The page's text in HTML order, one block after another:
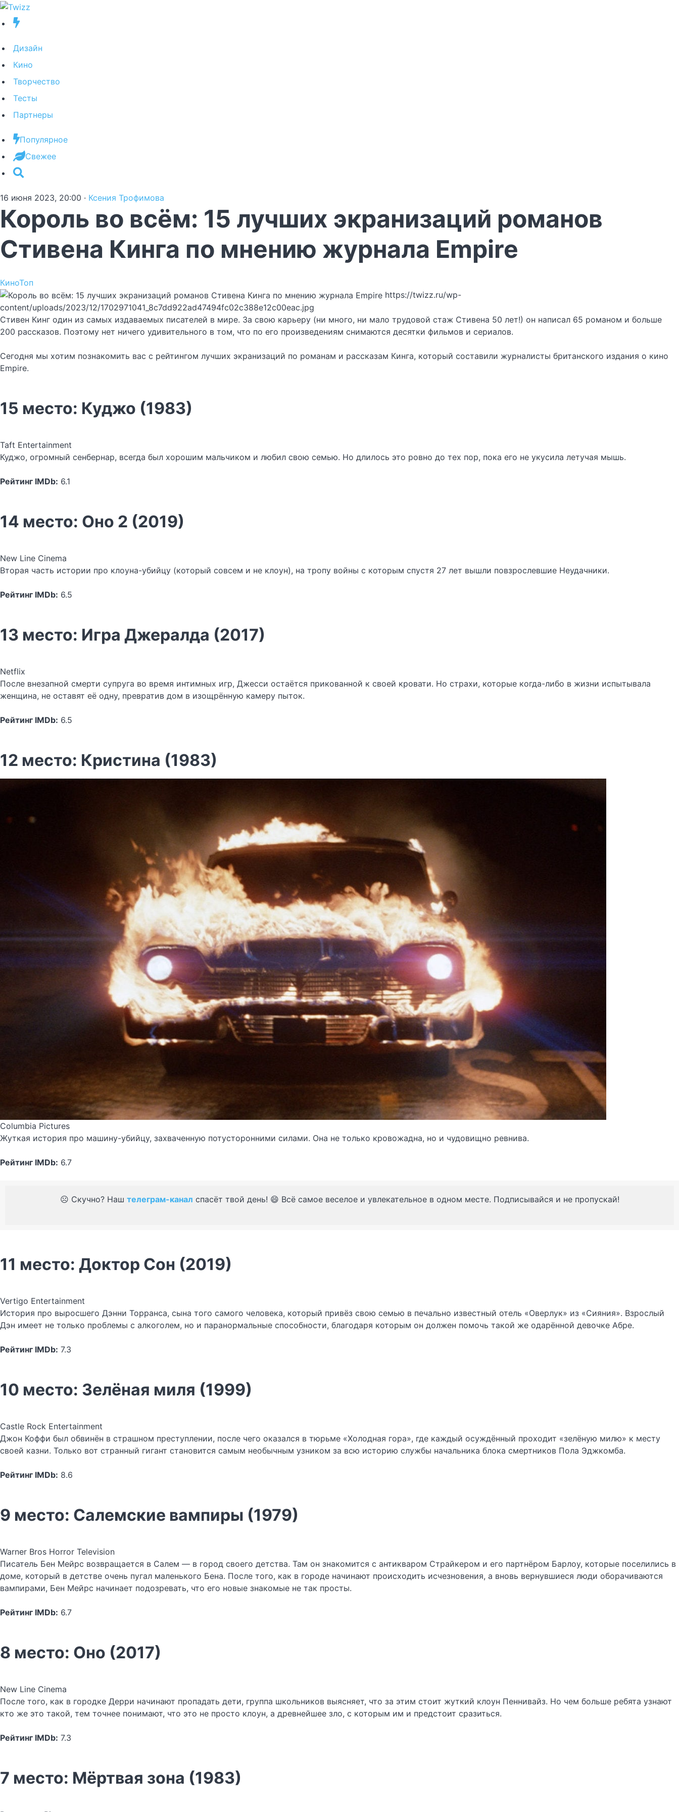
Дизайн
Кино
Творчество
Тесты
Партнеры
Популярное
Свежее
16 июня 2023, 20:00 · Ксения Трофимова
Король во всём: 15 лучших экранизаций романов
Стивена Кинга по мнению журнала Empire
КиноТоп
https://twizz.ru/wp-
content/uploads/2023/12/1702971041_8c7dd922ad47494fc02c388e12c00eac.jpg
Стивен Кинг один из самых издаваемых писателей в мире. За свою карьеру (ни много, ни мало трудовой стаж Стивена 50 лет!) он написал 65 романом и больше
200 рассказов. Поэтому нет ничего удивительного в том, что по его произведениям снимаются десятки фильмов и сериалов.
Сегодня мы хотим познакомить вас с рейтингом лучших экранизаций по романам и рассказам Кинга, который составили журналисты британского издания о кино
Empire.
15 место: Куджо (1983)
Taft Entertainment
Куджо, огромный сенбернар, всегда был хорошим мальчиком и любил свою семью. Но длилось это ровно до тех пор, пока его не укусила летучая мышь.
Рейтинг IMDb: 6.1
14 место: Оно 2 (2019)
New Line Cinema
Вторая часть истории про клоуна-убийцу (который совсем и не клоун), на тропу войны с которым спустя 27 лет вышли повзрослевшие Неудачники.
Рейтинг IMDb: 6.5
13 место: Игра Джералда (2017)
Netflix
После внезапной смерти супруга во время интимных игр, Джесси остаётся прикованной к своей кровати. Но страхи, которые когда-либо в жизни испытывала
женщина, не оставят её одну, превратив дом в изощрённую камеру пыток.
Рейтинг IMDb: 6.5
12 место: Кристина (1983)
Columbia Pictures
Жуткая история про машину-убийцу, захваченную потусторонними силами. Она не только кровожадна, но и чудовищно ревнива.
Рейтинг IMDb: 6.7
☹️ Скучно? Наш телеграм-канал спасёт твой день! 😄 Всё самое веселое и увлекательное в одном месте. Подписывайся и не пропускай!
11 место: Доктор Сон (2019)
Vertigo Entertainment
История про выросшего Дэнни Торранса, сына того самого человека, который привёз свою семью в печально известный отель «Оверлук» из «Сияния». Взрослый
Дэн имеет не только проблемы с алкоголем, но и паранормальные способности, благодаря которым он должен помочь такой же одарённой девочке Абре.
Рейтинг IMDb: 7.3
10 место: Зелёная миля (1999)
Castle Rock Entertainment
Джон Коффи был обвинён в страшном преступлении, после чего оказался в тюрьме «Холодная гора», где каждый осуждённый проходит «зелёную милю» к месту
своей казни. Только вот странный гигант становится самым необычным узником за всю историю службы начальника блока смертников Пола Эджкомба.
Рейтинг IMDb: 8.6
9 место: Салемские вампиры (1979)
Warner Bros Horror Television
Писатель Бен Мейрс возвращается в Салем — в город своего детства. Там он знакомится с антикваром Страйкером и его партнёром Барлоу, которые поселились в
доме, который в детстве очень пугал маленького Бена. После того, как в городе начинают происходить исчезновения, а вновь вернувшиеся люди оборачиваются
вампирами, Бен Мейрс начинает подозревать, что его новые знакомые не так просты.
Рейтинг IMDb: 6.7
8 место: Оно (2017)
New Line Cinema
После того, как в городке Дерри начинают пропадать дети, группа школьников выясняет, что за этим стоит жуткий клоун Пеннивайз. Но чем больше ребята узнают
кто же это такой, тем точнее понимают, что это не просто клоун, а древнейшее зло, с которым им и предстоит сразиться.
Рейтинг IMDb: 7.3
7 место: Мёртвая зона (1983)